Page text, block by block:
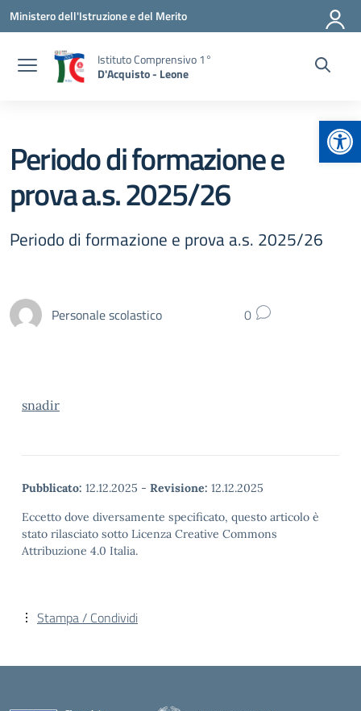
Vai ai contenuti
Vai al menu di navigazione
Vai al footer
Ministero dell'Istruzione e del Merito
Istituto Comprensivo 1°
D'Acquisto - Leone
Periodo di formazione e
prova a.s. 2025/26
Periodo di formazione e prova a.s. 2025/26
Personale scolastico 0
snadir
Pubblicato: 12.12.2025 - Revisione: 12.12.2025
Eccetto dove diversamente specificato, questo articolo è
stato rilasciato sotto Licenza Creative Commons
Attribuzione 4.0 Italia.
Stampa / Condividi